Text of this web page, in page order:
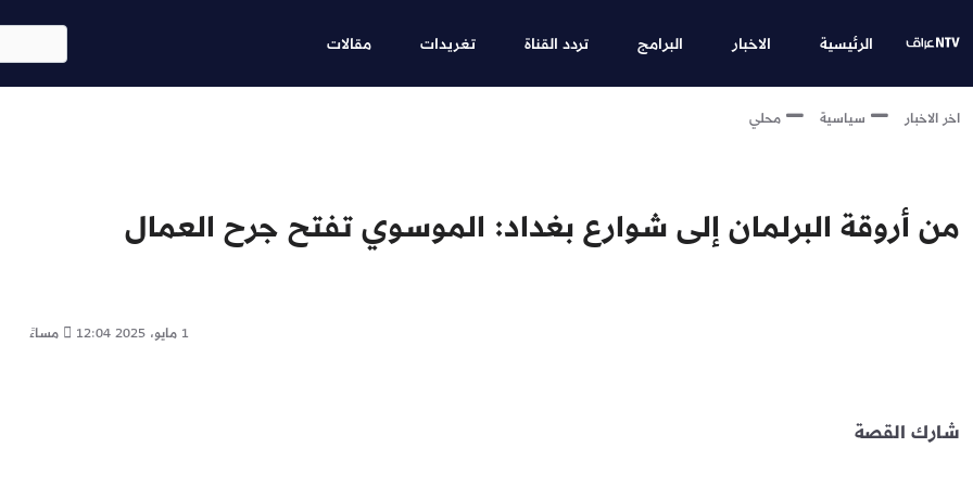
content
الرئيسية الاخبار البرامج تردد القناة تغريدات مقالات ابحث
اخر الاخبار سياسية محلي
من أروقة البرلمان إلى شوارع بغداد: الموسوي تفتح جرح العمال
1 مايو، 2025 12:04 مساءً
شارك القصة